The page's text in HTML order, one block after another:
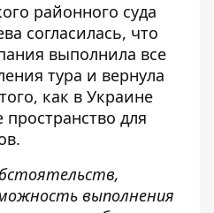
районного суда
согласилась, что
выполнила все
тура и вернула
как в Украине
для
выполнения